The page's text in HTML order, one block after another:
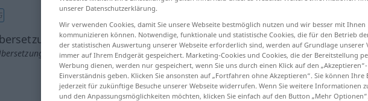
anklicken/antippen)
unserer Datenschutzerklärung.
Wir verwenden Cookies, damit Sie unsere Webseite bestmöglich nutzen und wir besser mit Ihnen
kommunizieren können. Notwendige, funktionale und statistische Cookies, die für den Betrieb
der statistischen Auswertung unserer Webseite erforderlich sind, werden auf Grundlage unserer
immer auf Ihrem Endgerät gespeichert. Marketing-Cookies und Cookies, die der Bereitstellung
Werbung dienen, werden nur gespeichert, wenn Sie uns durch einen Klick auf den
Einverständnis geben. Klicken Sie ansonsten auf „Fortfahren ohne Akzeptieren“. Sie können
jederzeit für zukünftige Besuche unserer Webseite widerrufen. Wenn Sie weitere Informationen
und den Anpassungsmöglichkeiten möchten, klicken Sie einfach auf den Button „Mehr